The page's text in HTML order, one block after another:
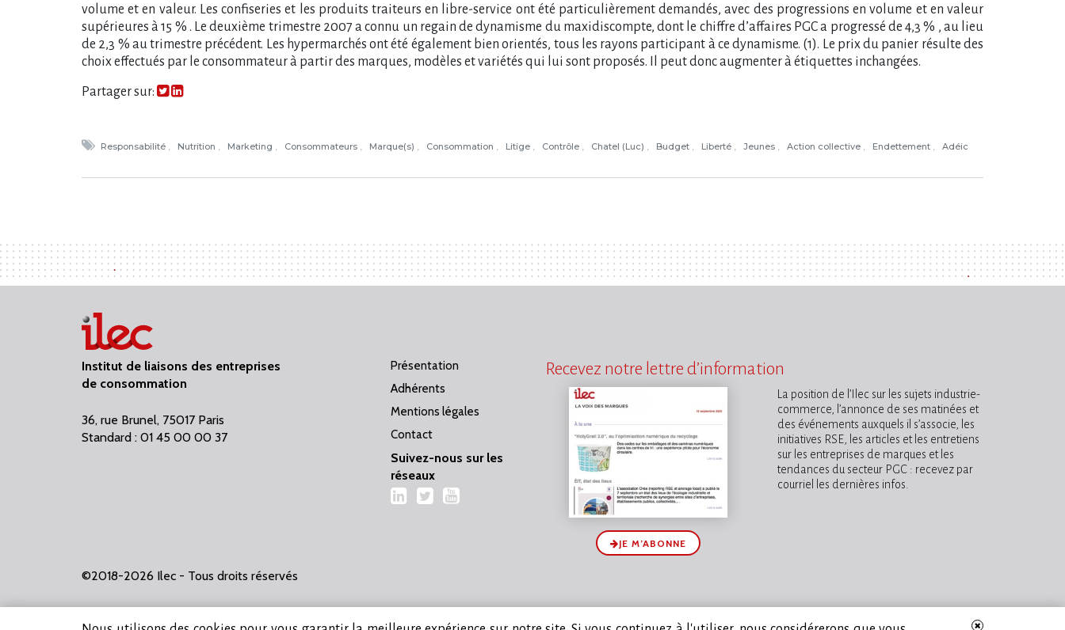
volume et en valeur. Les confiseries et les produits traiteurs en libre-service ont été particulièrement demandés, avec des progressions en volume et en valeur
supérieures à 15 % . Le deuxième trimestre 2007 a connu un regain de dynamisme du maxidiscompte, dont le chiffre d’affaires PGC a progressé de 4,3 % , au lieu
de 2,3 % au trimestre précédent. Les hypermarchés ont été également bien orientés, tous les rayons participant à ce dynamisme. (1). Le prix du panier résulte des
choix effectués par le consommateur à partir des marques, modèles et variétés qui lui sont proposés. Il peut donc augmenter à étiquettes inchangées.
Partager sur:
Responsabilité Nutrition Marketing Consommateurs Marque(s) Consommation Litige Contrôle Chatel (Luc) Budget Liberté Jeunes Action collective Endettement Adéic
Institut de liaisons des entreprises
de consommation
36, rue Brunel, 75017 Paris
Standard : 01 45 00 00 37
Présentation
Adhérents
Mentions légales
Contact
Suivez-nous sur les
réseaux
LinkedIn
TwitterYouTube
Recevez notre lettre d’information
JE M’ABONNE
La position de l’Ilec sur les sujets industrie-
commerce, l’annonce de ses matinées et
des événements auxquels il s’associe, les
initiatives RSE, les articles et les entretiens
sur les entreprises de marques et les
tendances du secteur PGC : recevez par
courriel les dernières infos.
©2018-2026 Ilec - Tous droits réservés